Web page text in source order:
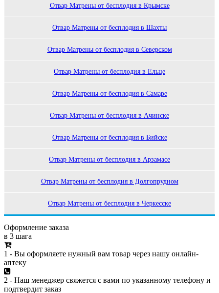
Отвар Матрены от бесплодия в Крымске
Отвар Матрены от бесплодия в Шахты
Отвар Матрены от бесплодия в Северском
Отвар Матрены от бесплодия в Ельце
Отвар Матрены от бесплодия в Самаре
Отвар Матрены от бесплодия в Ачинске
Отвар Матрены от бесплодия в Бийске
Отвар Матрены от бесплодия в Арзамасе
Отвар Матрены от бесплодия в Долгопрудном
Отвар Матрены от бесплодия в Черкесске
Оформление заказа
в 3 шага
1 - Вы оформляете нужный вам товар через нашу онлайн-
аптеку
2 - Наш менеджер свяжется с вами по указанному телефону и
подтвердит заказ